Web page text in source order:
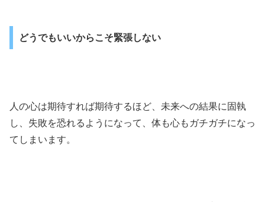
どうでもいいからこそ緊張しない
人の心は期待すれば期待するほど、未来への結果に固執
し、失敗を恐れるようになって、体も心もガチガチになっ
てしまいます。